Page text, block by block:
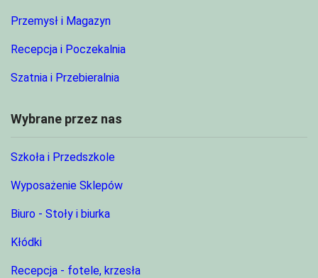
Przemysł i Magazyn
Recepcja i Poczekalnia
Szatnia i Przebieralnia
Wybrane przez nas
Szkoła i Przedszkole
Wyposażenie Sklepów
Biuro - Stoły i biurka
Kłódki
Recepcja - fotele, krzesła